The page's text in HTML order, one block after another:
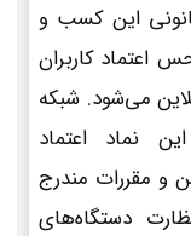
این کسب و
اعتماد کاربران
می‌شود. شبکه
نماد اعتماد
و مقررات مندرج
دستگاه‌های